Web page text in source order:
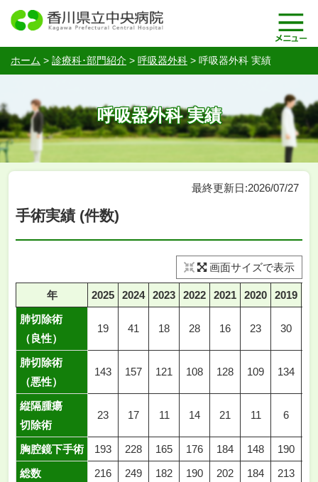
ホーム > 診療科･部門紹介 > 呼吸器外科 > 呼吸器外科 実績
呼吸器外科 実績
最終更新日:2026/07/27
手術実績 (件数)
画面サイズで表示
年 2025 2024 2023 2022 2021 2020 2019
肺切除術
（良性）
19 41 18 28 16 23 30
肺切除術
（悪性）
143 157 121 108 128 109 134
縦隔腫瘍
切除術
23 17 11 14 21 11 6
胸腔鏡下手術 193 228 165 176 184 148 190
総数
216 249 182 190 202 184 213